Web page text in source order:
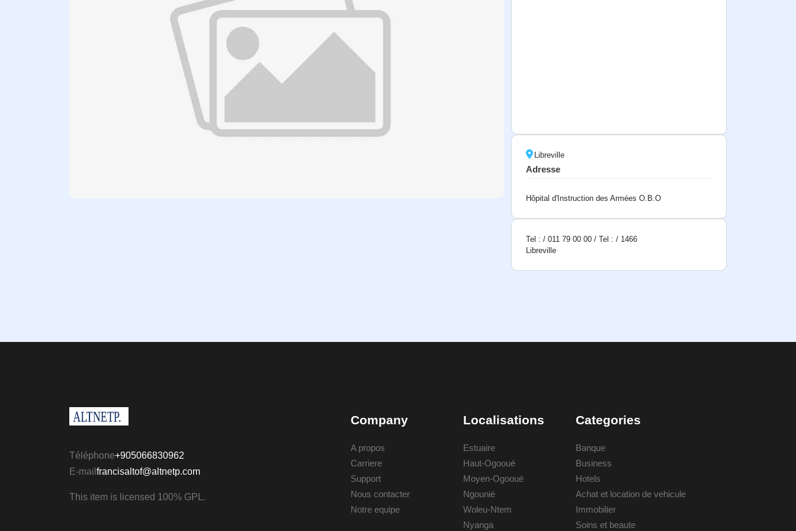
Libreville
Adresse
Hôpital d'Instruction des Armées O.B.O
Tel : / 011 79 00 00 / Tel : / 1466
Libreville
Téléphone+905066830962
E-mail francisaltof@altnetp.com
This item is licensed 100% GPL.
Company
A propos
Carriere
Support
Nous contacter
Notre equipe
Localisations
Estuaire
Haut-Ogooué
Moyen-Ogooué
Ngounié
Woleu-Ntem
Nyanga
Categories
Banque
Business
Hotels
Achat et location de vehicule
Immobilier
Soins et beaute